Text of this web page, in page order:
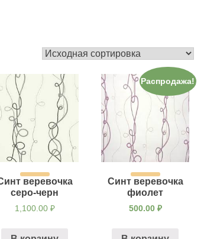
веревочка
серо-черн
1,100.00 ₽
Распродажа!
Синт веревочка
фиолет
500.00 ₽